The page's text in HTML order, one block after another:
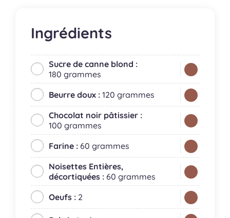
Ingrédients
Sucre de canne blond :
180 grammes
Beurre doux : 120 grammes
Chocolat noir pâtissier :
100 grammes
Farine : 60 grammes
Noisettes Entières,
décortiquées : 60 grammes
Oeufs : 2